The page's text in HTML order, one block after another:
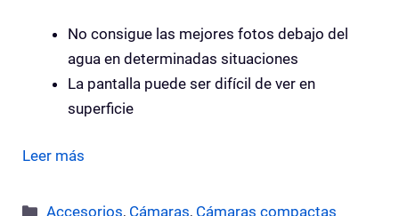
No consigue las mejores fotos debajo del
agua en determinadas situaciones
La pantalla puede ser difícil de ver en
superficie
Leer más
Categorías
Accesorios, Cámaras, Cámaras compactas